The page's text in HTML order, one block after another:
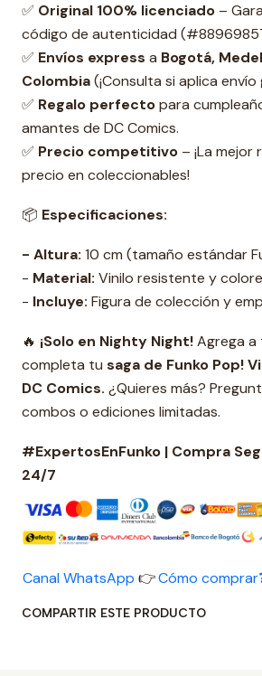
✅ Original 100% licenciado –
código de autenticidad
✅ Envíos express a Bogotá,
Colombia(¡Consulta si aplica envío
✅ Regalo perfectopara
amantes de DC Comics.
✅ Precio competitivo – ¡La
precio en coleccionables!
📦 Especificaciones:
- Altura: 10 cm (tamaño estándar
- Material: Vinilo resistente y
- Incluye: Figura de colección y
🔥 ¡Solo en Nighty Night!Agrega
completa tu saga de Funko Pop!
DC Comics. ¿Quieres más?
combos o ediciones limitadas.
#ExpertosEnFunko | Compra
24/7
Canal WhatsApp 👉Cómo
COMPARTIR ESTE PRODUCTO